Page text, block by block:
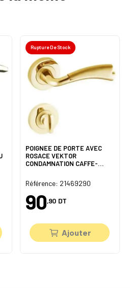
Rupture De Stock
POIGNEE DE PORTE AVEC
ROSACE VEKTOR
CONDAMNATION CAFFE-
Référence: 21469290
90,90 DT
Ajouter